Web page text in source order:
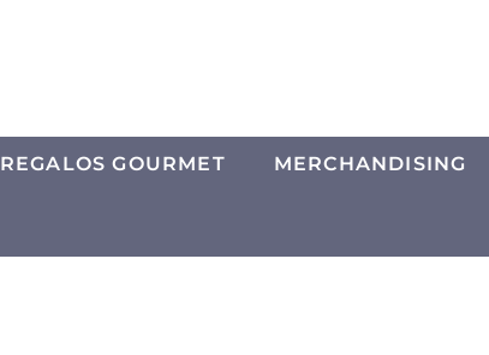
REGALOS GOURMET MERCHANDISING